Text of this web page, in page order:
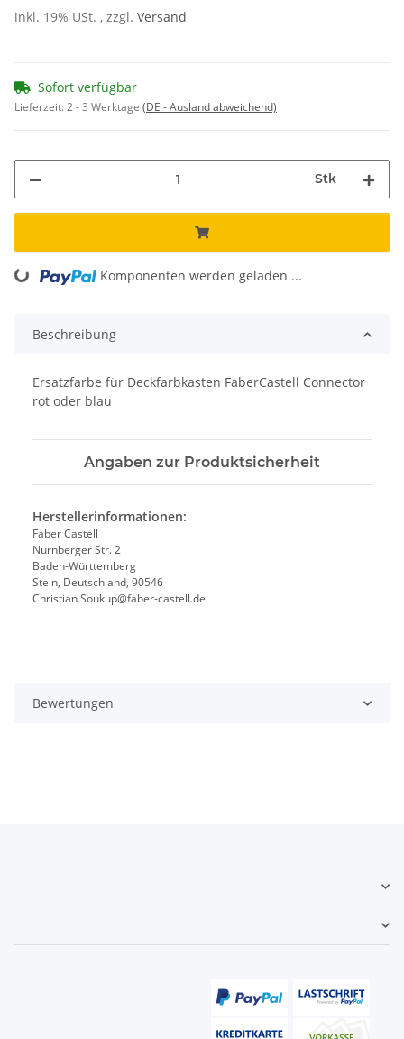
inkl. 19% USt. , zzgl. Versand
Sofort verfügbar
Lieferzeit:2 - 3 Werktage (DE - Ausland abweichend)
Stk
Komponenten werden geladen ...
Beschreibung
Ersatzfarbe für Deckfarbkasten FaberCastell Connector
rot oder blau
Angaben zur Produktsicherheit
Herstellerinformationen:
Faber Castell
Nürnberger Str. 2
Baden-Württemberg
Stein, Deutschland, 90546
Christian.Soukup@faber-castell.de
Bewertungen